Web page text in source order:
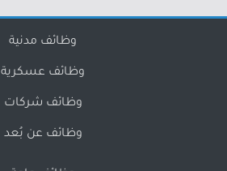
وظائف مدنية
وظائف عسكرية
وظائف شركات
وظائف عن بُعد